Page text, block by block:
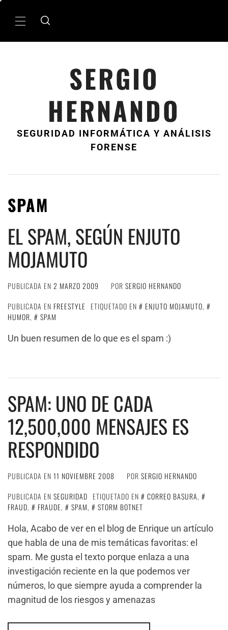
MenÃº
SERGIO
HERNANDO
SEGURIDAD INFORMÁTICA Y ANÁLISIS
FORENSE
SPAM
EL SPAM, SEGÚN ENJUTO
MOJAMUTO
PUBLICADA EN 2 MARZO 2009 POR SERGIO HERNANDO
PUBLICADA EN FREESTYLE ETIQUETADO EN ENJUTO MOJAMUTO,
HUMOR,
SPAM
Un buen resumen de lo que es el spam :)
SPAM: UNO DE CADA
12,500,000 MENSAJES ES
RESPONDIDO
PUBLICADA EN 11 NOVIEMBRE 2008 POR SERGIO HERNANDO
PUBLICADA EN SEGURIDAD ETIQUETADO EN CORREO BASURA,
FRAUD, FRAUDE, SPAM,
STORM BOTNET
Hola, Acabo de ver en el blog de Enrique un artículo
que habla de una de mis temáticas favoritas: el
spam. Me gusta el texto porque enlaza a una
investigación reciente en la que podemos ver
números, lo que siempre ayuda a comprender la
magnitud de los riesgos y amenazas